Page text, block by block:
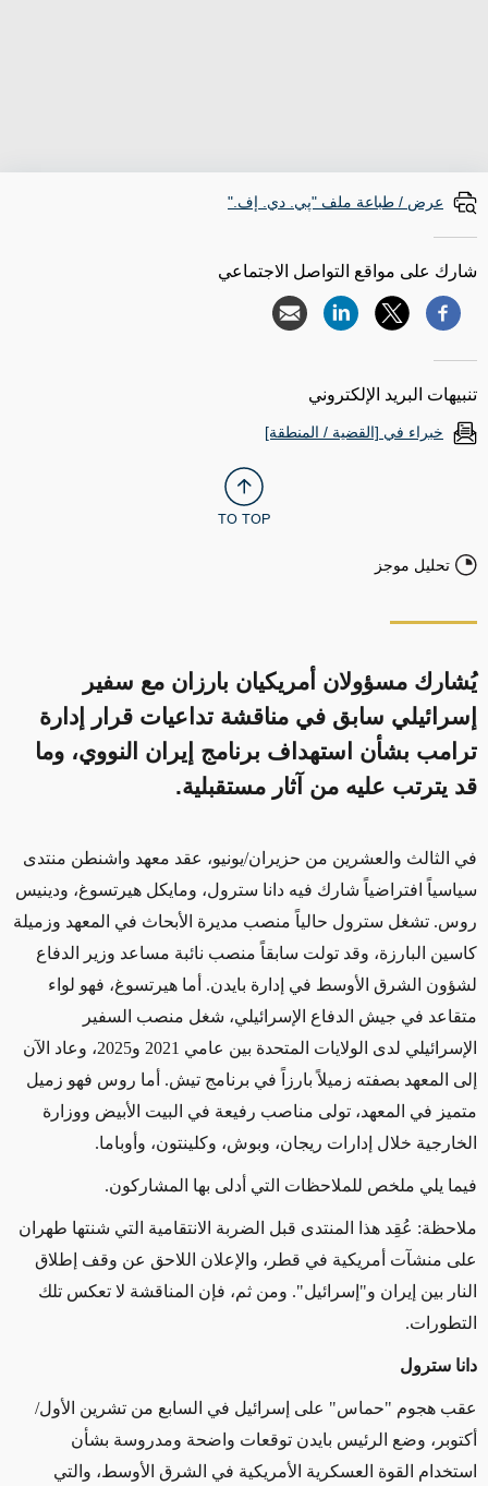
تحليل موجز
يُشارك مسؤولان أمريكيان بارزان مع سفير
إسرائيلي سابق في مناقشة تداعيات قرار إدارة
ترامب بشأن استهداف برنامج إيران النووي، وما
قد يترتب عليه من آثار مستقبلية.
في الثالث والعشرين من حزيران/يونيو، عقد معهد واشنطن منتدى
سياسياً افتراضياً شارك فيه دانا سترول، ومايكل هيرتسوغ، ودينيس
روس. تشغل سترول حالياً منصب مديرة الأبحاث في المعهد وزميلة
كاسين البارزة، وقد تولت سابقاً منصب نائبة مساعد وزير الدفاع
لشؤون الشرق الأوسط في إدارة بايدن. أما هيرتسوغ، فهو لواء
متقاعد في جيش الدفاع الإسرائيلي، شغل منصب السفير
الإسرائيلي لدى الولايات المتحدة بين عامي 2021 و2025، وعاد الآن
إلى المعهد بصفته زميلاً بارزاً في برنامج تيش. أما روس فهو زميل
متميز في المعهد، تولى مناصب رفيعة في البيت الأبيض ووزارة
الخارجية خلال إدارات ريجان، وبوش، وكلينتون، وأوباما.
فيما يلي ملخص للملاحظات التي أدلى بها المشاركون.
ملاحظة: عُقِد هذا المنتدى قبل الضربة الانتقامية التي شنتها طهران
على منشآت أمريكية في قطر، والإعلان اللاحق عن وقف إطلاق
النار بين إيران و"إسرائيل". ومن ثم، فإن المناقشة لا تعكس تلك
التطورات.
دانا سترول
عقب هجوم "حماس" على إسرائيل في السابع من تشرين الأول/
أكتوبر، وضع الرئيس بايدن توقعات واضحة ومدروسة بشأن
استخدام القوة العسكرية الأمريكية في الشرق الأوسط، والتي
عرض / طباعة ملف "پي. دي. إف."
شارك على مواقع التواصل الاجتماعي
تنبيهات البريد الإلكتروني
خبراء في [القضية / المنطقة]
TO TOP